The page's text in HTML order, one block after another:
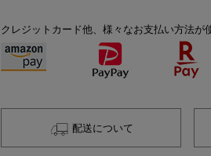
クレジットカード他、様々なお支払い方法が
配送について